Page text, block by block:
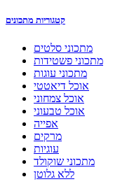
קטגוריות מתכונים
מתכוני סלטים
מתכוני פשטידות
מתכוני עוגות
אוכל דיאטטי
אוכל צמחוני
אוכל טבעוני
אפייה
מרקים
עוגיות
מתכוני שוקולד
ללא גלוטן